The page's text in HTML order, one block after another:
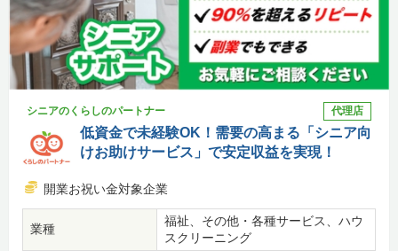
シニアのくらしのパートナー 代理店
低資金で未経験OK！需要の高まる「シニア向
けお助けサービス」で安定収益を実現！
開業お祝い金対象企業
業種
福祉、その他・各種サービス、ハウ
スクリーニング